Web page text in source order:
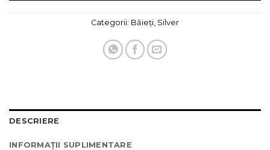
Categorii: Băieți, Silver
DESCRIERE
INFORMAȚII SUPLIMENTARE